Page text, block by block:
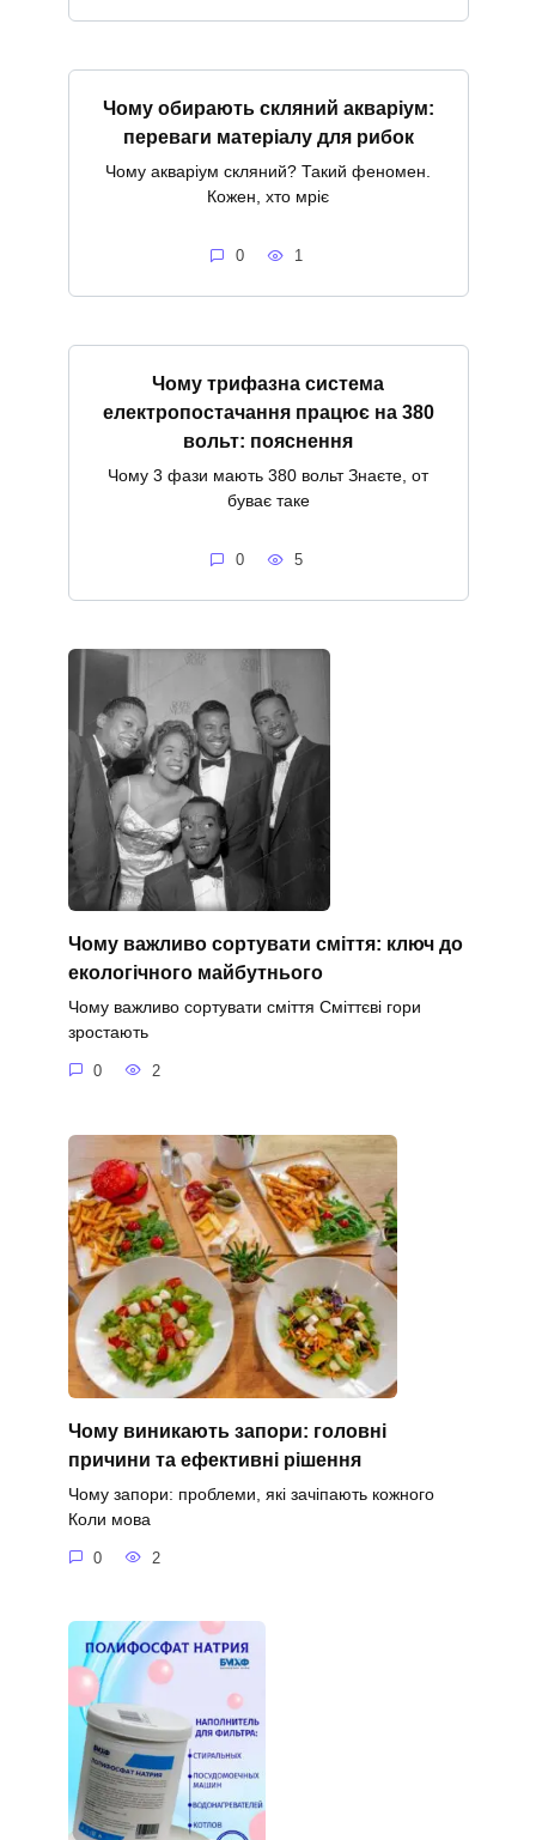
Чому обирають скляний акваріум:
переваги матеріалу для рибок
Чому акваріум скляний? Такий феномен.
Кожен, хто мріє
0 1
Чому трифазна система
електропостачання працює на 380
вольт: пояснення
Чому 3 фази мають 380 вольт Знаєте, от
буває таке
0 5
Чому важливо сортувати сміття: ключ до
екологічного майбутнього
Чому важливо сортувати сміття Сміттєві гори
зростають
0 2
Чому виникають запори: головні
причини та ефективні рішення
Чому запори: проблеми, які зачіпають кожного
Коли мова
0 2